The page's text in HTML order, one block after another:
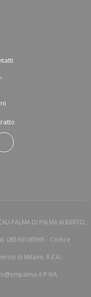
PALMA DI PALMA ALBERTO,
08566100965 - Codice
di Milano, R.E.A.:
P.IVA